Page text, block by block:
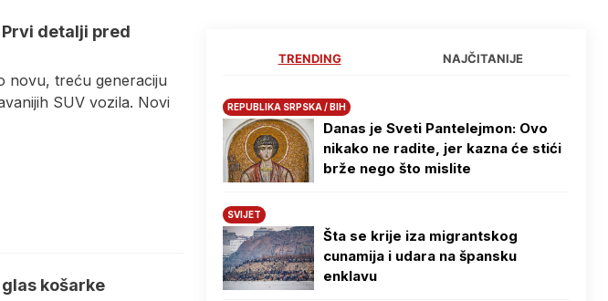
detalji pred
novu, treću generaciju
SUV vozila. Novi
košarke
TRENDING NAJČITANIJE
REPUBLIKA SRPSKA / BIH
Danas je Sveti Pantelejmon: Ovo
nikako ne radite, jer kazna će stići
brže nego što mislite
SVIJET
Šta se krije iza migrantskog
cunamija i udara na špansku
enklavu